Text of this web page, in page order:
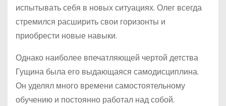
испытывать себя в новых ситуациях. Олег всегда
стремился расширить свои горизонты и
приобрести новые навыки.
Однако наиболее впечатляющей чертой детства
Гущина была его выдающаяся самодисциплина.
Он уделял много времени самостоятельному
обучению и постоянно работал над собой.